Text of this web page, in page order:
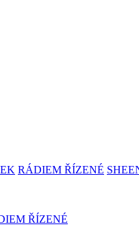
RÁDIEM ŘÍZENÉ
ŘÍZENÉ